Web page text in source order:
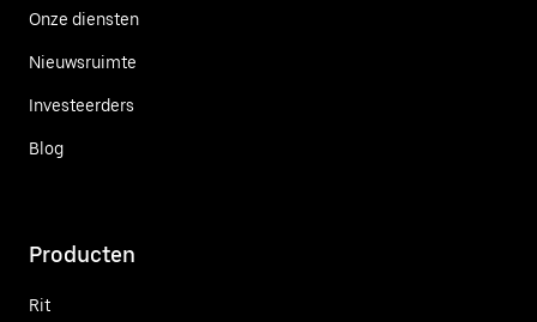
Onze diensten
Nieuwsruimte
Investeerders
Blog
Producten
Rit